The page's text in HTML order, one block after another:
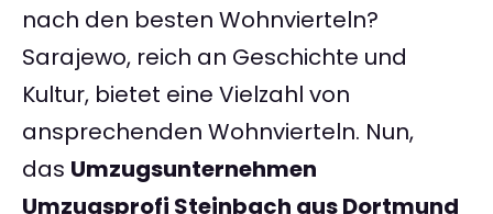
nach den besten Wohnvierteln?
Sarajewo, reich an Geschichte und
Kultur, bietet eine Vielzahl von
ansprechenden Wohnvierteln. Nun,
das Umzugsunternehmen
Umzugsprofi Steinbach aus Dortmund